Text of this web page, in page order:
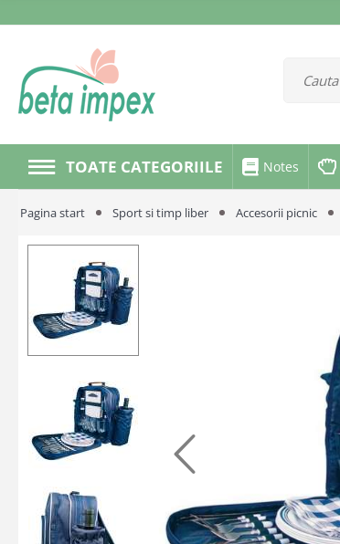
TOATE CATEGORIILE Notes
Pagina start Sport si timp liber Accesorii picnic